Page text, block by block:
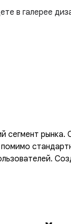
в галерее
рынка.